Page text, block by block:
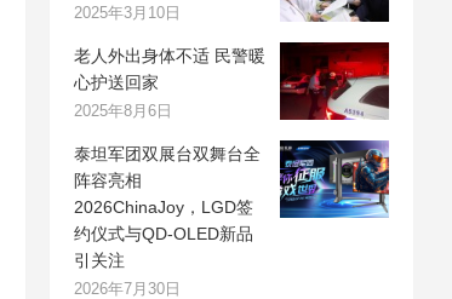
2025年3月10日
老人外出身体不适 民警暖
心护送回家
2025年8月6日
泰坦军团双展台双舞台全
阵容亮相
2026ChinaJoy，LGD签
约仪式与QD-OLED新品
引关注
2026年7月30日